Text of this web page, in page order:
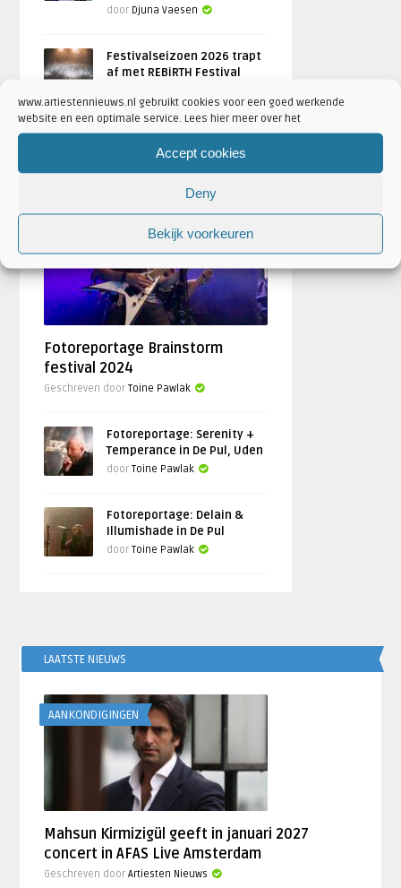
www.artiestennieuws.nl gebruikt cookies voor een goed werkende
website en een optimale service. Lees hier meer over het
Accept cookies
Deny
Bekijk voorkeuren
door Djuna Vaesen
Festivalseizoen 2026 trapt
af met REBiRTH Festival
FOTOREPORTAGES
Fotoreportage Brainstorm
festival 2024
Geschreven doorToine Pawlak
Fotoreportage: Serenity +
Temperance in De Pul, Uden
doorToine Pawlak
Fotoreportage: Delain &
Illumishade in De Pul
doorToine Pawlak
LAATSTE NIEUWS
AANKONDIGINGEN
Mahsun Kirmizigül geeft in januari 2027
concert in AFAS Live Amsterdam
Geschreven doorArtiesten Nieuws